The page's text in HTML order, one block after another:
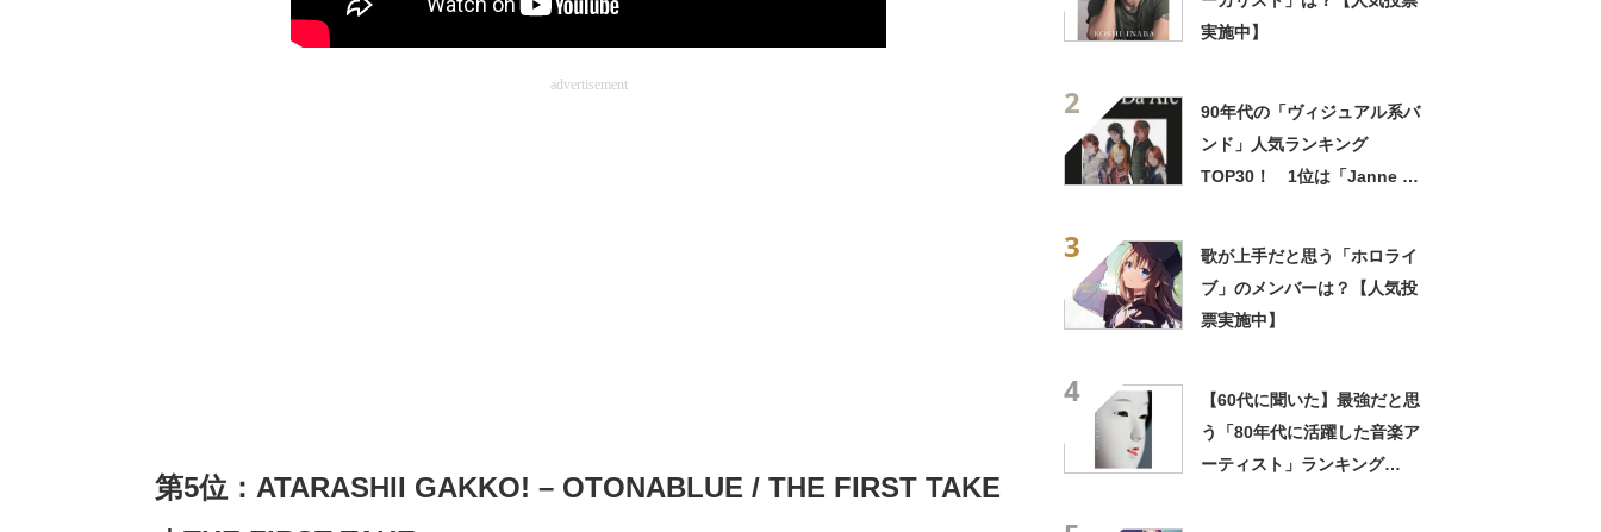
advertisement
第5位：ATARASHII GAKKO! – OTONABLUE / THE FIRST TAKE
実施中】
2
90年代の「ヴィジュアル系バ
ンド」人気ランキング
TOP30！ 1位は「Janne Da
3
歌が上手だと思う「ホロライ
ブ」のメンバーは？【人気投
票実施中】
4
【60代に聞いた】最強だと思
う「80年代に活躍した音楽ア
ーティスト」ランキング